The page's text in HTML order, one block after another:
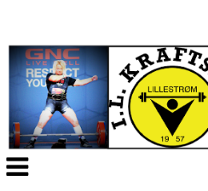
Veksle
navigasjon